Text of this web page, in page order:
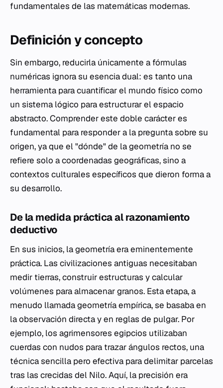
fundamentales de las matemáticas modernas.
Definición y concepto
Sin embargo, reducirla únicamente a fórmulas
numéricas ignora su esencia dual: es tanto una
herramienta para cuantificar el mundo físico como
un sistema lógico para estructurar el espacio
abstracto. Comprender este doble carácter es
fundamental para responder a la pregunta sobre su
origen, ya que el "dónde" de la geometría no se
refiere solo a coordenadas geográficas, sino a
contextos culturales específicos que dieron forma a
su desarrollo.
De la medida práctica al razonamiento
deductivo
En sus inicios, la geometría era eminentemente
práctica. Las civilizaciones antiguas necesitaban
medir tierras, construir estructuras y calcular
volúmenes para almacenar granos. Esta etapa, a
menudo llamada geometría empírica, se basaba en
la observación directa y en reglas de pulgar. Por
ejemplo, los agrimensores egipcios utilizaban
cuerdas con nudos para trazar ángulos rectos, una
técnica sencilla pero efectiva para delimitar parcelas
tras las crecidas del Nilo. Aquí, la precisión era